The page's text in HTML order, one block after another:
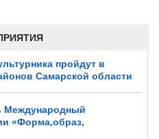
пройдут в
Самарской области
Международный
«Форма,образ,